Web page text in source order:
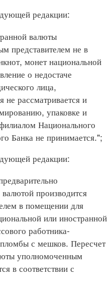
редакции:
валюты
представителем не в
монет национальной
о недостаче
лица,
не рассматривается и
упаковке и
Национального
Банка не принимается.";
редакции:
производится
в помещении для
или иностранной
работника-
с мешков. Пересчет
уполномоченным
в соответствии с